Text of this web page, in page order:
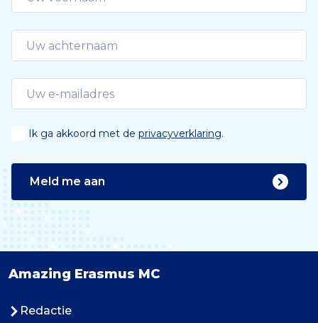
Ik ga akkoord met de privacyverklaring.
Meld me aan
Amazing Erasmus MC
Redactie